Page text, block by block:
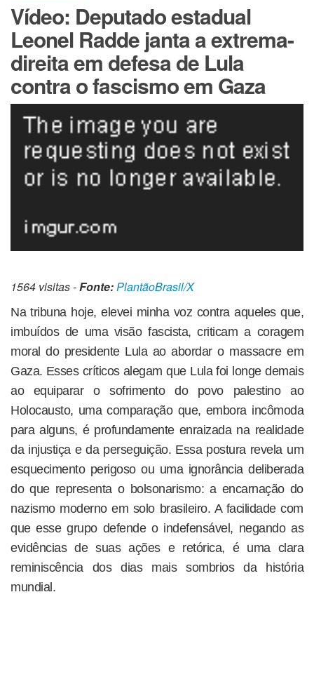
Vídeo: Deputado estadual
Leonel Radde janta a extrema-
direita em defesa de Lula
contra o fascismo em Gaza
1564 visitas -Fonte:PlantãoBrasil/X
Na tribuna hoje, elevei minha voz contra aqueles que,
imbuídos de uma visão fascista, criticam a coragem
moral do presidente Lula ao abordar o massacre em
Gaza. Esses críticos alegam que Lula foi longe demais
ao equiparar o sofrimento do povo palestino ao
Holocausto, uma comparação que, embora incômoda
para alguns, é profundamente enraizada na realidade
da injustiça e da perseguição. Essa postura revela um
esquecimento perigoso ou uma ignorância deliberada
do que representa o bolsonarismo: a encarnação do
nazismo moderno em solo brasileiro. A facilidade com
que esse grupo defende o indefensável, negando as
evidências de suas ações e retórica, é uma clara
reminiscência dos dias mais sombrios da história
mundial.